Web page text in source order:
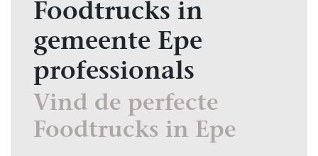
Foodtrucks in
gemeente Epe
professionals
Vind de perfecte
Foodtrucks in Epe